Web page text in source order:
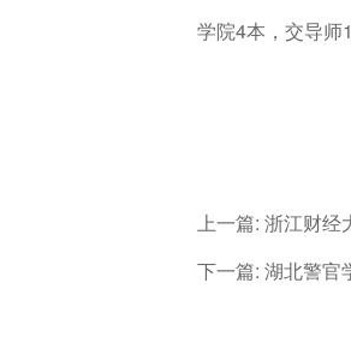
学院4本，交导师
上一篇: 浙江财经
下一篇: 湖北警官